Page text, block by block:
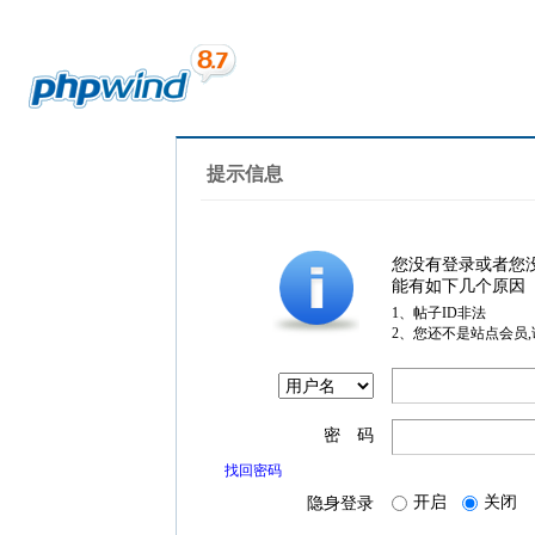
提示信息
您没有登录或者您
能有如下几个原因
1、帖子ID非法
2、您还不是站点会员
密 码
找回密码
隐身登录 开启 关闭